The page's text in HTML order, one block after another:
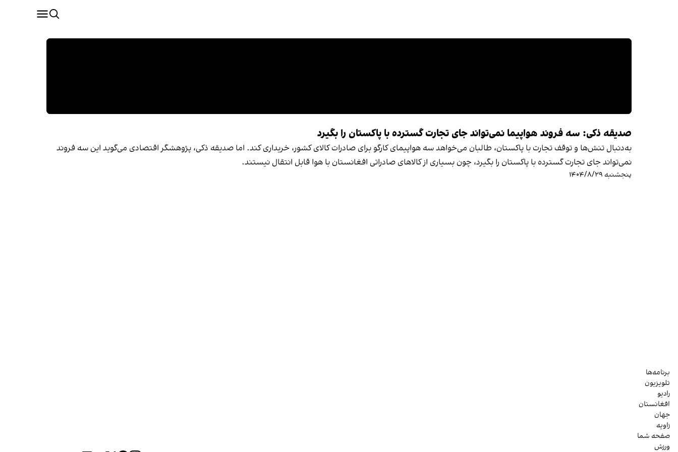
صدیقه ذکی: سه فروند هواپیما نمی‌تواند جای تجارت گسترده با پاکستان را بگیرد
به‌دنبال تنش‌ها و توقف تجارت با پاکستان، طالبان می‌خواهد سه هواپیمای کارگو برای صادرات کالای کشور، خریداری کند. اما صدیقه ذکی، پژوهشگر اقتصادی می‌گوید این سه فروند
نمی‌تواند جای تجارت گسترده با پاکستان را بگیرد، چون بسیاری از کالاهای صادراتی افغانستان با هوا قابل انتقال نیستند.
پنجشنبه ۱۴۰۴/۸/۲۹
برنامه‌ها
تلویزیون
رادیو
افغانستان
جهان
زاویه
صفحه شما
ورزش